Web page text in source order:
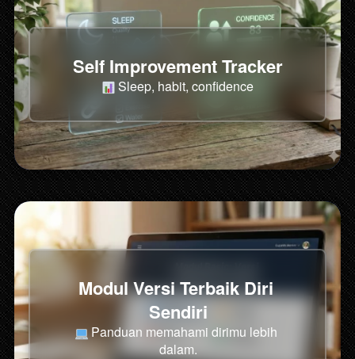
Self Improvement Tracker
Sleep, habit, confidence
Modul Versi Terbaik Diri
Sendiri
Panduan memahami dirimu lebih
dalam.